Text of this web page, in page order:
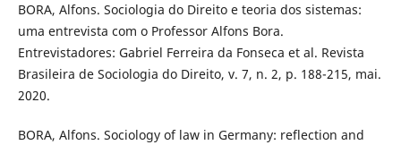
BORA, Alfons. Sociologia do Direito e teoria dos sistemas:
uma entrevista com o Professor Alfons Bora.
Entrevistadores: Gabriel Ferreira da Fonseca et al. Revista
Brasileira de Sociologia do Direito, v. 7, n. 2, p. 188-215, mai.
2020.
BORA, Alfons. Sociology of law in Germany: reflection and